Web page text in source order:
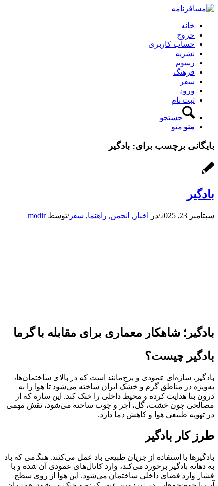
خانه
خروج
حساب کاربری
نشریه
رسوم
فرهنگ
سفر
ورود
ثبت نام
جستجو
منو منو
بایگانی برچسب برای: بادگیر
بادگیر
سپتامبر 23, 2025 /در اخبار , انجمن, راهنما, سفر/توسطmodir
بادگیر؛ شاهکار معماری برای مقابله با گرما
بادگیر چیست؟
بادگیر، سازه‌ای عمودی و برج‌مانند است که در بالای ساختمان‌ها،
به‌ویژه در مناطق گرم و خشک ایران ساخته می‌شود تا هوا را به
درون بنا هدایت کرده و محیط داخلی را خنک کند. این سازه که از
مصالحی چون خشت، گل، آجر و چوب ساخته می‌شود، نقش مهمی
در تهویه طبیعی هوا و کاهش دما دارد.
طرز کار بادگیر
بادگیرها با استفاده از جریان طبیعی باد عمل می‌کنند. هنگامی که باد
به دهانه بادگیر برخورد می‌کند، وارد کانال‌های عمودی آن شده و با
فشار وارد فضای داخلی ساختمان می‌شود. این هوا از روی سطح